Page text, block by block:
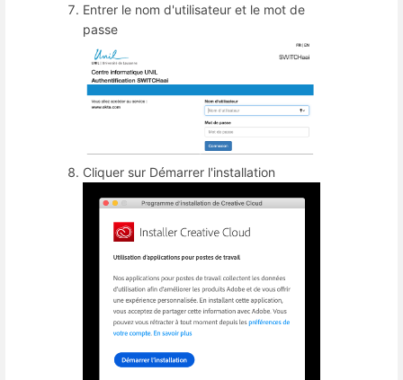
Entrer le nom d'utilisateur et le mot de
passe
Cliquer sur Démarrer l'installation